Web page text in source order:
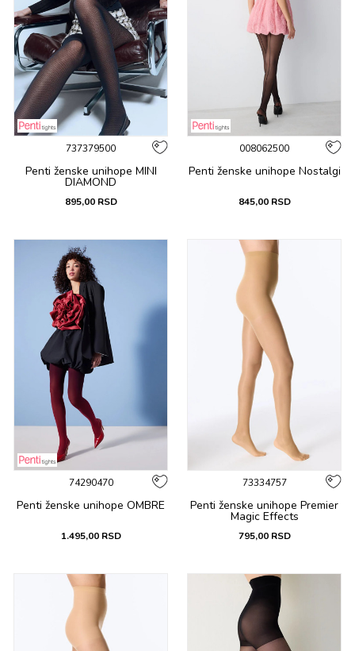
737379500
Penti ženske unihope MINI
DIAMOND
895,00 RSD
008062500
Penti ženske unihope Nostalgi
845,00 RSD
74290470
Penti ženske unihope OMBRE
1.495,00 RSD
73334757
Penti ženske unihope Premier
Magic Effects
795,00 RSD